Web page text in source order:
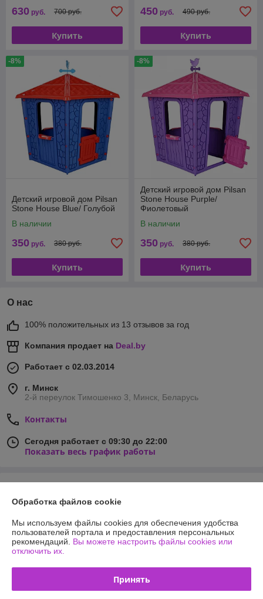
630 руб. 700 руб.
Купить
450 руб. 490 руб.
Купить
-8%
Детский игровой дом Pilsan
Stone House Blue/ Голубой
В наличии
350 руб. 380 руб.
Купить
-8%
Детский игровой дом Pilsan
Stone House Purple/
Фиолетовый
В наличии
350 руб. 380 руб.
Купить
О нас
100% положительных из 13 отзывов за год
Компания продает на Deal.by
Работает с 02.03.2014
г. Минск
2-й переулок Тимошенко 3, Минск, Беларусь
Контакты
Сегодня работает с 09:30 до 22:00
Показать весь график работы
26.05.2026
Покупатель
Сделка подтверждена через корзину
Обработка файлов cookie
Мы используем файлы cookies для обеспечения удобства
пользователей портала и предоставления персональных
рекомендаций. Вы можете настроить файлы cookies или
отключить их.
Принять